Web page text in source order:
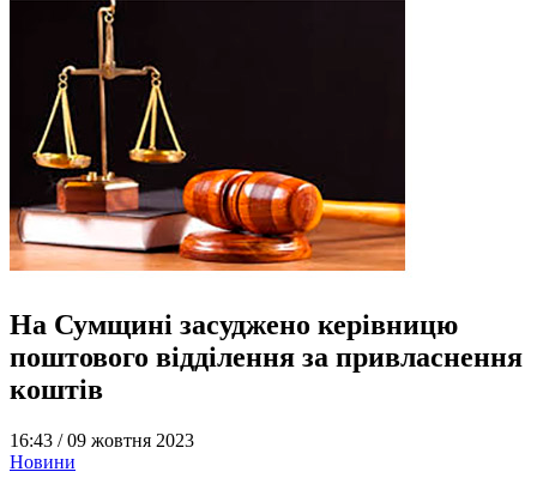
На Сумщині засуджено керівницю
поштового відділення за привласнення
коштів
16:43 /09 жовтня 2023
Новини